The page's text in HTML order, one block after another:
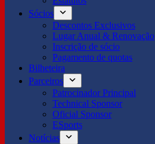
Sócios
Descontos Exclusivos
Lugar Anual & Renovação
Inscrição de sócio
Pagamento de quotas
Bilheteira
Parceiros
Patrocinador Principal
Technical Sponsor
Oficial Sponsor
ESports
Notícias